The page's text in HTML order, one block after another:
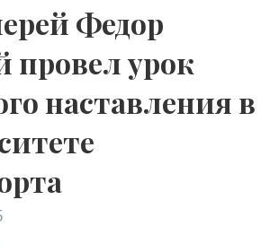
ЭКЗАРХАТ
ПАТРИАРХАТ
Федор
урок
наставления в